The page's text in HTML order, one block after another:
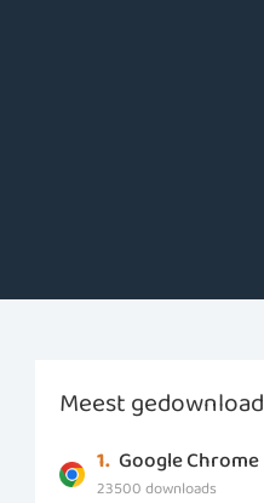
Meest gedownload
1. Google Chrome
23500 downloads